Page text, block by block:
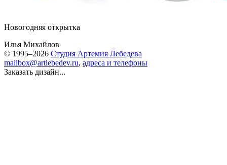
Новогодняя открытка
Илья Михайлов
© 1995–2026 Студия Артемия Лебедева
mailbox@artlebedev.ru, адреса и телефоны
Заказать дизайн...